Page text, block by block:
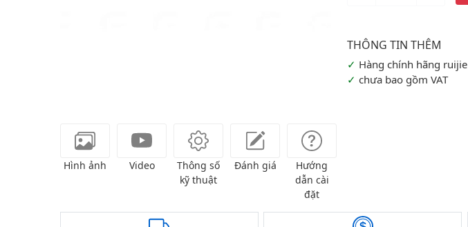
Hình ảnh Video
Thông số
kỹ thuật
Đánh giá
Hướng
dẫn cài
đặt
Hàng chính hãng ruijie
chưa bao gồm VAT